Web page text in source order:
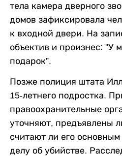
тела камера дверного
домов зафиксировала
к входной двери. На
объектив и произнес: "У
подарок”.
Позже полиция штата
15-летнего подростка.
правоохранительные
уточняют, предъявлены
считают ли его
делу об убийстве.